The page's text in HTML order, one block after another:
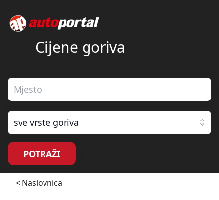
Cijene goriva
sve vrste goriva
POTRAŽI
< Naslovnica